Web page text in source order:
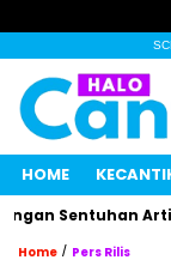
HOME
Sentuhan
Home / Pers Rilis